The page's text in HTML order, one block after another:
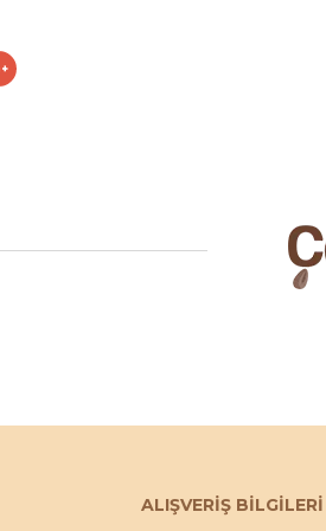
ALIŞVERİŞ BİLGİLERİ